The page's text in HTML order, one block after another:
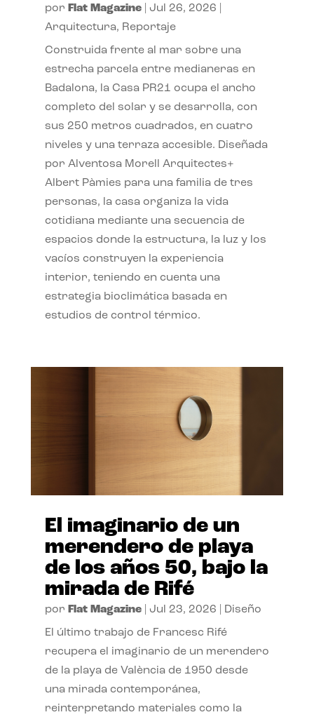
por Flat Magazine| Jul 26, 2026
Arquitectura, Reportaje
Construida frente al mar sobre una
estrecha parcela entre medianeras en
Badalona, la Casa PR21 ocupa el ancho
completo del solar y se desarrolla, con
sus 250 metros cuadrados, en cuatro
niveles y una terraza accesible. Diseñada
por Alventosa Morell Arquitectes+
Albert Pàmies para una familia de tres
personas, la casa organiza la vida
cotidiana mediante una secuencia de
espacios donde la estructura, la luz y los
vacíos construyen la experiencia
interior, teniendo en cuenta una
estrategia bioclimática basada en
estudios de control térmico.
El imaginario de un
merendero de playa
de los años 50, bajo la
mirada de Rifé
por Flat Magazine| Jul 23, 2026 Diseño
El último trabajo de Francesc Rifé
recupera el imaginario de un merendero
de la playa de València de 1950 desde
una mirada contemporánea,
reinterpretando materiales como la